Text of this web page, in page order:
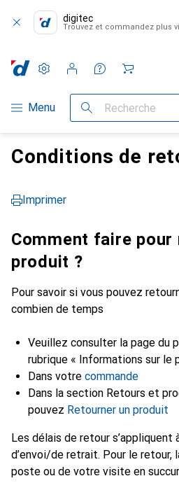
digitec
Trouvez et commandez plus
Navigation par catégorie
Menu Recherche
Paramètres
Compte client
Listes de comparaison
Listes d'envies
Panier
Conditions de
Imprimer
Comment faire pour
produit ?
Pour savoir si vous pouvez
combien de temps
Veuillez consulter la page du
rubrique « Informations sur le
Dans votre commande
Dans la section Retours et
pouvez Retourner un produit
Les délais de retour
d’envoi/de retrait. Pour le retour,
poste ou de votre visite en